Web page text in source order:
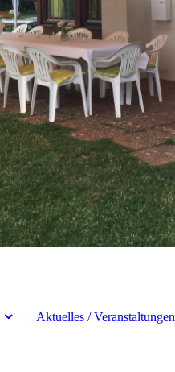
Aktuelles / Veranstaltungen